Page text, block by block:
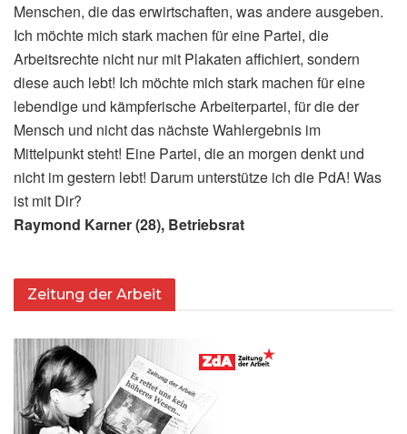
Menschen, die das erwirtschaften, was andere ausgeben.
Ich möchte mich stark machen für eine Partei, die
Arbeitsrechte nicht nur mit Plakaten affichiert, sondern
diese auch lebt! Ich möchte mich stark machen für eine
lebendige und kämpferische Arbeiterpartei, für die der
Mensch und nicht das nächste Wahlergebnis im
Mittelpunkt steht! Eine Partei, die an morgen denkt und
nicht im gestern lebt! Darum unterstütze ich die PdA! Was
ist mit Dir?
Raymond Karner (28), Betriebsrat
Zeitung der Arbeit